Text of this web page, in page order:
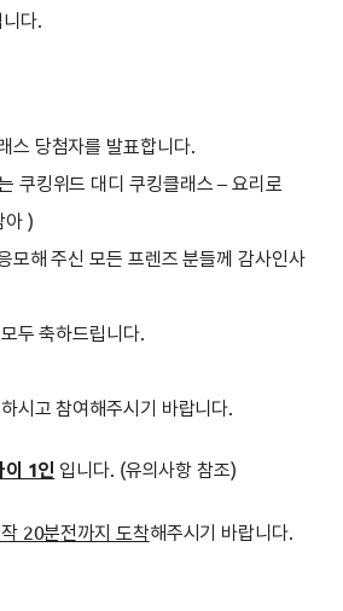
다.
스 당첨자를 발표합니다.
쿠킹위드 대디 쿠킹클래스 – 요리로
아)
모해 주신 모든 프렌즈 분들께 감사인사
두 축하드립니다.
시고 참여해주시기 바랍니다.
이 1인 입니다. (유의사항 참조)
20분전까지 도착해주시기 바랍니다.